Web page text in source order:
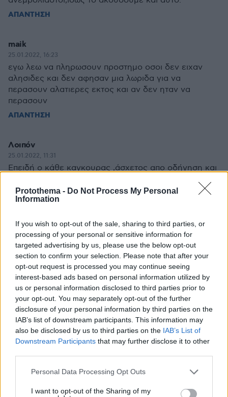
Protothema - Do Not Process My Personal
Information
If you wish to opt-out of the sale, sharing to third parties, or
processing of your personal or sensitive information for
targeted advertising by us, please use the below opt-out
section to confirm your selection. Please note that after your
opt-out request is processed you may continue seeing
interest-based ads based on personal information utilized by
us or personal information disclosed to third parties prior to
your opt-out. You may separately opt-out of the further
disclosure of your personal information by third parties on the
IAB’s list of downstream participants. This information may
also be disclosed by us to third parties on the IAB’s List of
Downstream Participants that may further disclose it to other
Please note that this website/app uses one or more Google
not limited to your visit or usage behaviour. You may click to
Personal Data Processing Opt Outs
I want to opt-out of the Sharing of my
ΑΠΑΝΤΗΣΗ
maik
25.01.2022, 16:23
εγω λεω να πληρωσουν προστημο οσοι δεν ειχαν
αλησιδες και δεν αφησαν μια λωριδα για να
περασουν αλατιερες εκτος και αν δεν ηταν να
περασουν
ΑΠΑΝΤΗΣΗ
Λοιπόν
25.01.2022, 11:31
Επειδή ο κάθε καγκουρας ,άσχετος απο οδήγηση και
,όλα τα καταφέρνει, αποφασισε να παει να παίξει στα
χιόνια και να κανει τον μάγκα, αφού την πάτησε σαν
ρέστα.Ουστ ρε!!!!
ΑΠΑΝΤΗΣΗ
ουστ
25.01.2022, 12:20
κυριε εισοδηματια, σε αυτη τη χωρα υπαρχουν και
ανθωποι εργαζομενοι ΓΙΑ ΝΑ ΠΑΡΑΓΟΥΝ ΤΑ
μερισματα που εσυ παίρνεις χωρις να κανεις
τιποτα.
ΑΠΑΝΤΗΣΗ
25.01.2022, 11:15
διαπλεκόμενους όχι να απεγκλωβίζει γέρους στα